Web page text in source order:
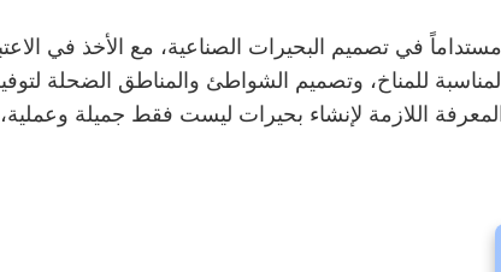
في تصميم البحيرات الصناعية، مع الأخذ في
المناسبة للمناخ، وتصميم الشواطئ والمناطق الضحلة
اللازمة لإنشاء بحيرات ليست فقط جميلة وعملية،